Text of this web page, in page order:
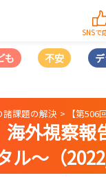
SNSで
も 不安
諸課題の解決 【第
海外視察
ル〜（